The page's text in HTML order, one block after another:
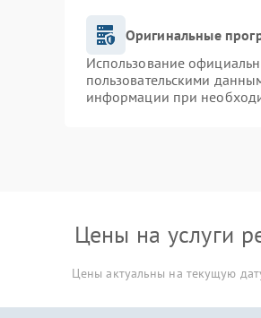
Оригинальные
Использование
пользовательскими
информации при
Цены на услуги
Цены актуальны на текущую